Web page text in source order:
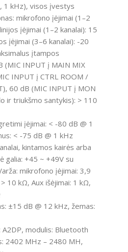
1 kHz), visos įvestys
mikrofono įėjimai (1–2
įėjimai (1–2 kanalai): 15
įėjimai (3–6 kanalai): -20
įtampos
(MIC INPUT į MAIN MIX
INPUT į CTRL ROOM /
60 dB (MIC INPUT į MON
ir triukšmo santykis): > 110
įėjimai: < -80 dB @ 1
< -75 dB @ 1 kHz
kintamos kairės arba
galia: +45 ~ +49V su
mikrofono įėjimai: 3,9
10 kΩ, Aux išėjimai: 1 kΩ,
±15 dB @ 12 kHz, žemas:
modulis: Bluetooth
2402 MHz – 2480 MH,